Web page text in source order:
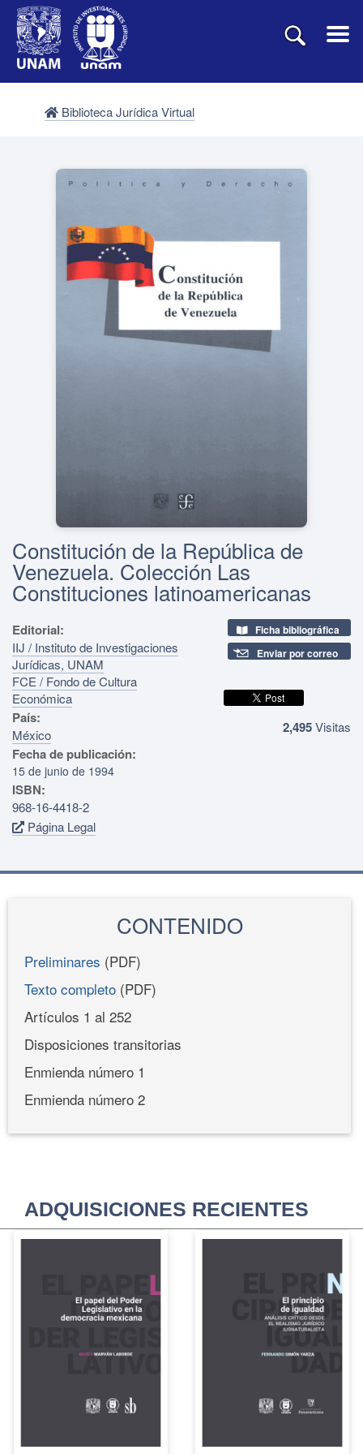
Biblioteca Jurídica Virtual
Constitución de la República de
Venezuela. Colección Las
Constituciones latinoamericanas
Editorial:
IIJ / Instituto de Investigaciones
Jurídicas, UNAM
FCE / Fondo de Cultura
Económica
País:
México
Fecha de publicación:
15 de junio de 1994
ISBN:
968-16-4418-2
Página Legal
Ficha bibliográfica
Enviar por correo
2,495Visitas
CONTENIDO
Preliminares (PDF)
Texto completo (PDF)
Artículos 1 al 252
Disposiciones transitorias
Enmienda número 1
Enmienda número 2
ADQUISICIONES RECIENTES